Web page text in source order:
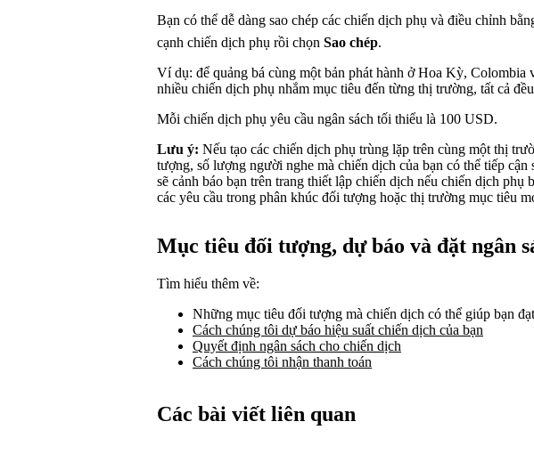
Bạn có thể dễ dàng sao chép các chiến dịch phụ và điều chỉnh
cạnh chiến dịch phụ rồi chọn Sao chép.
Ví dụ: để quảng bá cùng một bản phát hành ở Hoa Kỳ, Colombia
nhiều chiến dịch phụ nhắm mục tiêu đến từng thị trường, tất cả
Mỗi chiến dịch phụ yêu cầu ngân sách tối thiểu là 100 USD.
Lưu ý: Nếu tạo các chiến dịch phụ trùng lặp trên cùng một thị
tượng, số lượng người nghe mà chiến dịch của bạn có thể tiếp
sẽ cảnh báo bạn trên trang thiết lập chiến dịch nếu chiến dịch phụ
các yêu cầu trong phân khúc đối tượng hoặc thị trường mục tiêu
Mục tiêu đối tượng, dự báo và đặt ngân
Tìm hiểu thêm về:
Những mục tiêu đối tượng mà chiến dịch có thể giúp bạn
Cách chúng tôi dự báo hiệu suất chiến dịch của bạn
Quyết định ngân sách cho chiến dịch
Cách chúng tôi nhận thanh toán
Các bài viết liên quan